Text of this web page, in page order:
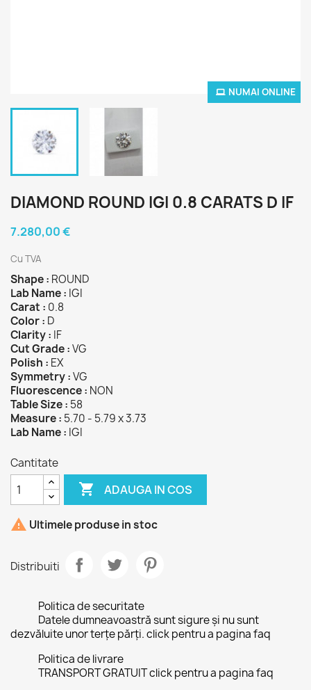
NUMAI ONLINE
DIAMOND ROUND IGI 0.8 CARATS D IF
7.280,00 €
Cu TVA
Shape : ROUND
Lab Name : IGI
Carat : 0.8
Color : D
Clarity : IF
Cut Grade :VG
Polish : EX
Symmetry :VG
Fluorescence : NON
Table Size : 58
Measure : 5.70 - 5.79 x 3.73
Lab Name : IGI
Cantitate
 ADAUGA IN COS
 Ultimele produse in stoc
Distribuiti
Politica de securitate
Datele dumneavoastră sunt sigure și nu sunt
dezvăluite unor terțe părți. click pentru a pagina faq
Politica de livrare
TRANSPORT GRATUIT click pentru a pagina faq